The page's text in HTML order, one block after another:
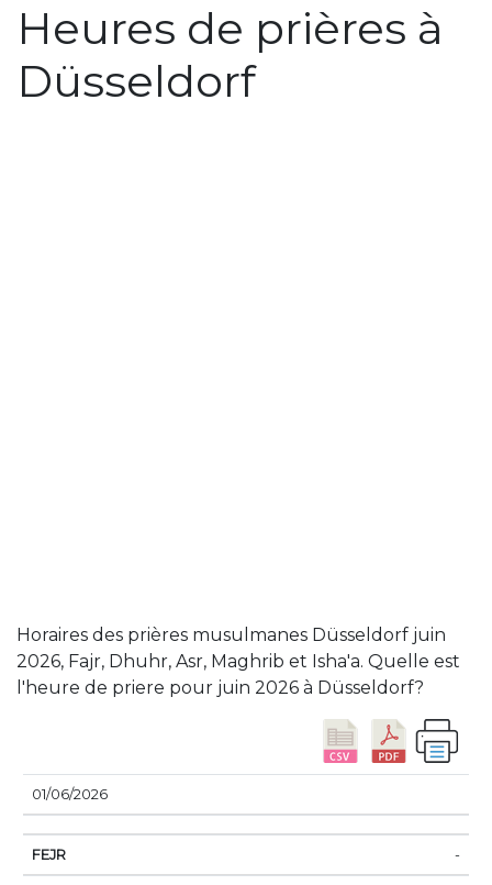
Heures de prières à
Düsseldorf
Horaires des prières musulmanes Düsseldorf juin
2026, Fajr, Dhuhr, Asr, Maghrib et Isha'a. Quelle est
l'heure de priere pour juin 2026 à Düsseldorf?
DATE
01/06/2026
-